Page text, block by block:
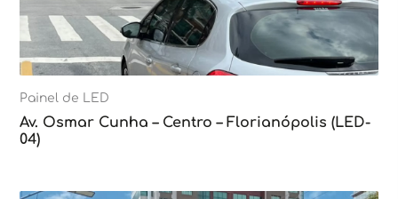
Painel de LED
Av. Osmar Cunha – Centro – Florianópolis (LED-
04)